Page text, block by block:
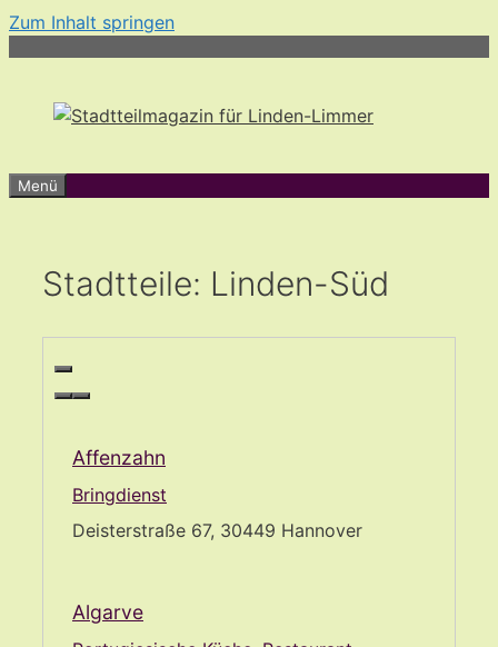
Zum Inhalt springen
Menü
Stadtteile: Linden-Süd
Affenzahn
Bringdienst
Deisterstraße 67, 30449 Hannover
Algarve